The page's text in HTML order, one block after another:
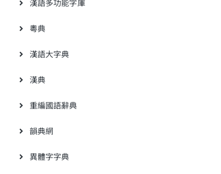
漢語多功能字庫
粵典
漢語大字典
漢典
重編國語辭典
韻典網
異體字字典